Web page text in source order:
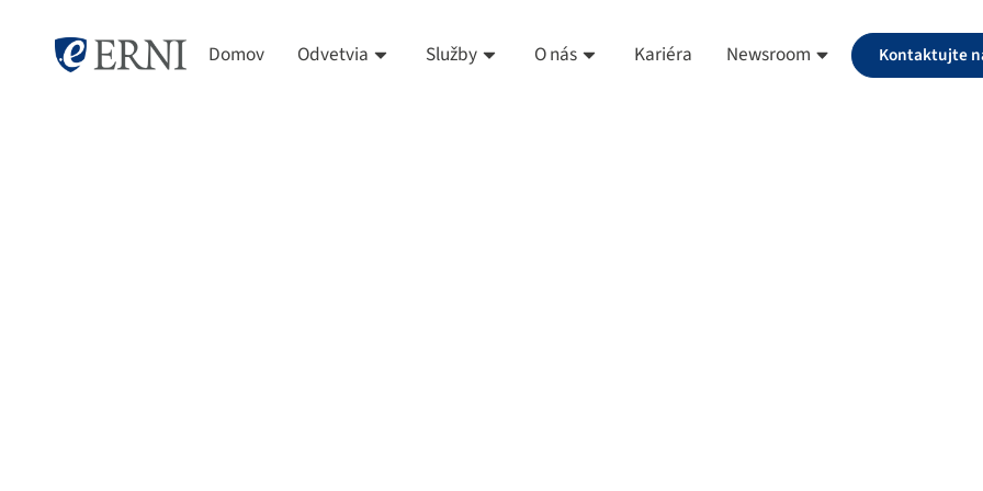
Domov Odvetvia Služby O nás Kariéra Newsroom Kontaktujte